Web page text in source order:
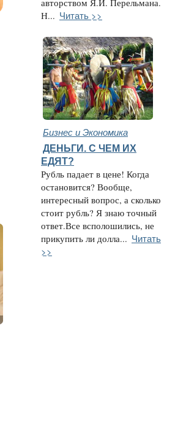
авторством Я.И. Перельмана.
Н... Читать >>
Бизнес и Экономика
ДЕНЬГИ. С ЧЕМ ИХ
ЕДЯТ?
Рубль падает в цене! Когда
остановится? Вообще,
интересный вопрос, а сколько
стоит рубль? Я знаю точный
ответ.Все всполошились, не
прикупить ли долла... Читать
>>